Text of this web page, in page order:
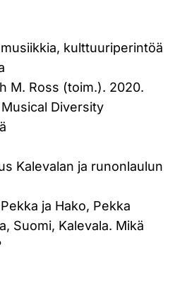
kulttuuriperintöä
M. Ross (toim.). 2020.
Diversity
Kalevalan ja runonlaulun
ja Hako, Pekka
Suomi, Kalevala. Mikä